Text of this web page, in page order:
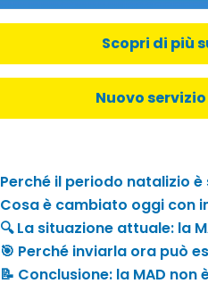
Scopri di più
Nuovo
Perché il periodo natalizio
Cosa è cambiato oggi con
🔍 La situazione attuale: la
🎯 Perché inviarla ora può
📝 Conclusione: la MAD